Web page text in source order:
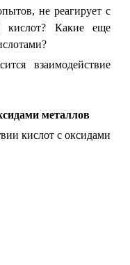
не реагирует с
кислот? Какие еще
взаимодействие
металлов
кислот с оксидами